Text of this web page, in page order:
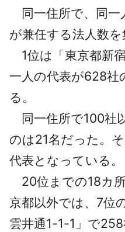
同一住所で、同一
が兼任する法人数を
1位は「東京都新
一人の代表が628社
る。
同一住所で100社
のは21名だった。
代表となっている。
20位までの18カ
京都以外では、7位
雲井通1-1-1」で